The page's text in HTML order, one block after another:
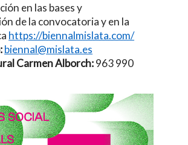
en las bases y
de la convocatoria y en la
https://biennalmislata.com/
biennal@mislata.es
Carmen Alborch:963 990